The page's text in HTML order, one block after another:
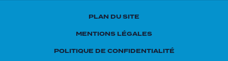
PLAN DU SITE
MENTIONS LÉGALES
POLITIQUE DE CONFIDENTIALITÉ